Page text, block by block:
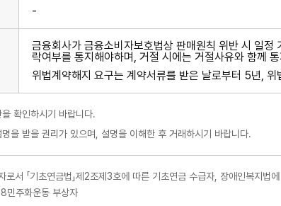
-
금융회사가 금융소비자보호법상 판매원칙 위반 시 일
락여부를 통지해야하며, 거절 시에는 거절사유와 함께
위법계약해지 요구는 계약서류를 받은 날로부터 5년,
확인하시기 바랍니다.
을 받을 권리가 있으며, 설명을 이해한 후 거래하시기 바랍니다.
서 「기초연금법」제2조제3호에 따른 기초연금 수급자, 장애인복지
민주화운동 부상자